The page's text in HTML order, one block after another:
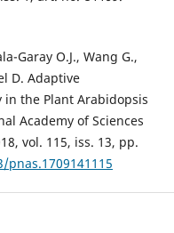
Garay O.J., Wang G.,
D. Adaptive
the Plant Arabidopsis
Academy of Sciences
vol. 115, iss. 13, pp.